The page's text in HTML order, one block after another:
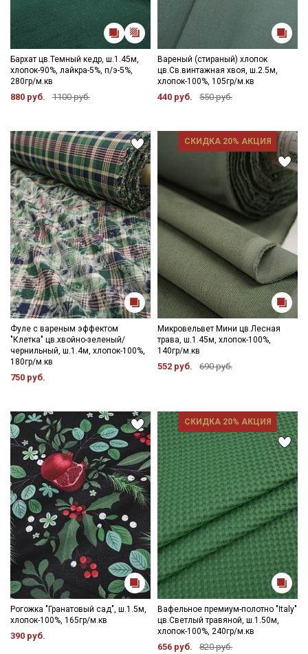
Бархат цв.Темный кедр, ш.1.45м,
хлопок-90%, лайкра-5%, п/э-5%,
280гр/м.кв
880 руб. 1100 руб.
Вареный (стираный) хлопок
цв.Св.винтажная хвоя, ш.2.5м,
хлопок-100%, 105гр/м.кв
440 руб. 550 руб.
Фуле с вареным эффектом
"Клетка" цв.хвойно-зеленый/
чернильный, ш.1.4м, хлопок-100%,
180гр/м.кв
750 руб.
СКИДКА 20% АКЦИЯ
Микровельвет Мини цв.Лесная
трава, ш.1.45м, хлопок-100%,
140гр/м.кв
552 руб. 690 руб.
Рогожка "Гранатовый сад", ш.1.5м,
хлопок-100%, 165гр/м.кв
390 руб.
СКИДКА 20% АКЦИЯ
Вафельное премиум-полотно "Italy"
цв.Светлый травяной, ш.1.50м,
хлопок-100%, 240гр/м.кв
656 руб. 820 руб.